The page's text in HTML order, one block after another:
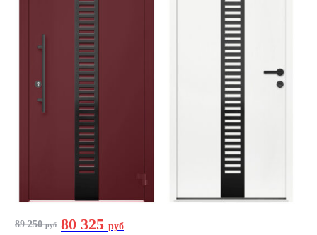
89 250руб 80 325 руб